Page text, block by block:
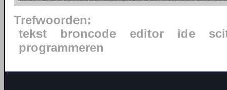
Trefwoorden:
tekst
broncode editor ide
programmeren